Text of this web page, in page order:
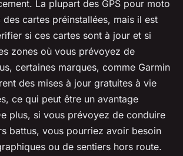
La plupart des GPS pour moto
cartes préinstallées, mais il est
si ces cartes sont à jour et si
zones où vous prévoyez de
certaines marques, comme Garmin
des mises à jour gratuites à vie
ce qui peut être un avantage
plus, si vous prévoyez de conduire
battus, vous pourriez avoir besoin
ou de sentiers hors route.